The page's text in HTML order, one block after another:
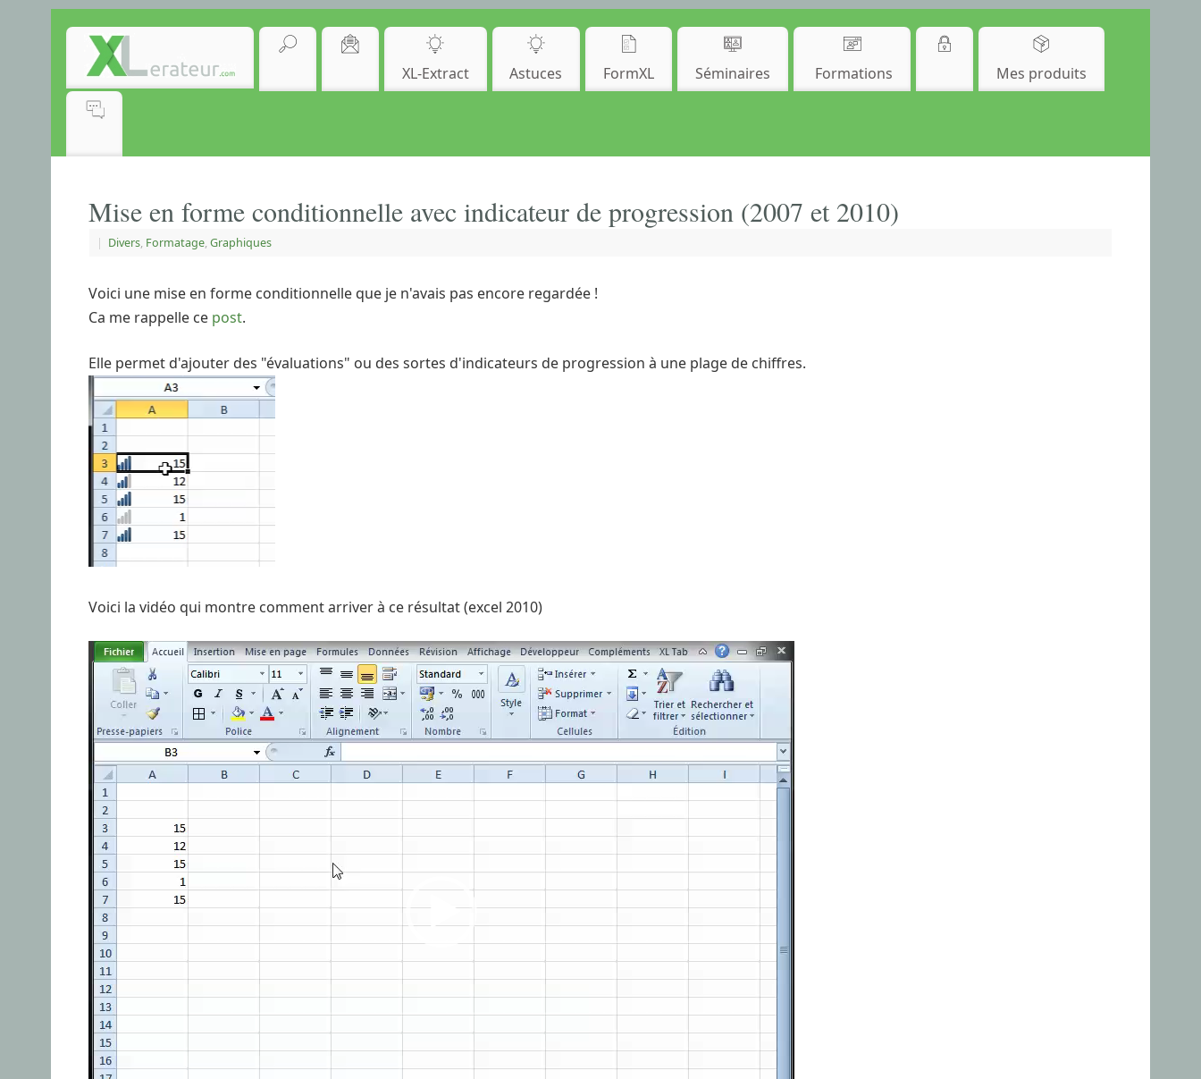
XL-Extract Astuces FormXL Séminaires Formations Mes produits
Mise en forme conditionnelle avec indicateur de progression (2007 et 2010)
| Divers, Formatage, Graphiques
Voici une mise en forme conditionnelle que je n'avais pas encore regardée !
Ca me rappelle ce post.
Elle permet d'ajouter des "évaluations" ou des sortes d'indicateurs de progression à une plage de chiffres.
Voici la vidéo qui montre comment arriver à ce résultat (excel 2010)
Lecteur
vidéo